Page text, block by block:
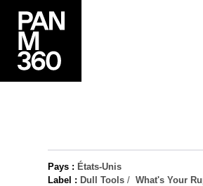
Pays : États-Unis
Label : Dull Tools / What's Your